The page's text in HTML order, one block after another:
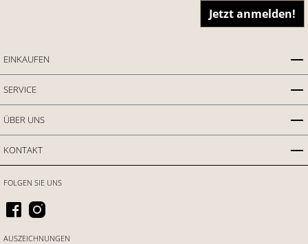
Jetzt anmelden!
EINKAUFEN
SERVICE
ÜBER UNS
KONTAKT
FOLGEN SIE UNS
AUSZEICHNUNGEN